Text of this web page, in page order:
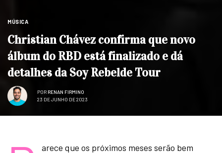
MÚSICA
Christian Chávez confirma que novo
álbum do RBD está finalizado e dá
detalhes da Soy Rebelde Tour
POR RENAN FIRMINO
23 DE JUNHO DE 2023
arece que os próximos meses serão bem